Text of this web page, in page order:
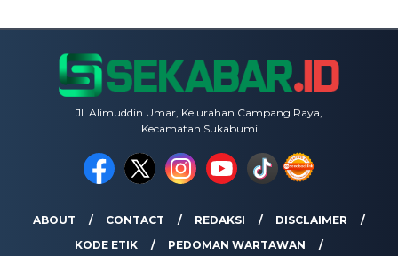
Jl. Alimuddin Umar, Kelurahan Campang Raya,
Kecamatan Sukabumi
ABOUT CONTACT REDAKSI
DISCLAIMER
KODE ETIK
PEDOMAN WARTAWAN